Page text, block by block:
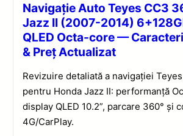
Navigație Auto Teyes CC3
Jazz II (2007-2014)
QLED Octa-core —
& Preț Actualizat
Revizuire detaliată a navigației
pentru Honda Jazz II: performanță
display QLED 10.2”, parcare 360° și
4G/CarPlay.